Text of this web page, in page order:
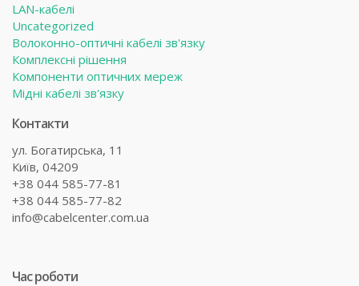
LAN-кабелі
Uncategorized
Волоконно-оптичні кабелі зв'язку
Комплексні рішення
Компоненти оптичних мереж
Мідні кабелі зв'язку
Контакти
ул. Богатирська, 11
Київ, 04209
+38 044 585-77-81
+38 044 585-77-82
info@cabelcenter.com.ua
Час роботи